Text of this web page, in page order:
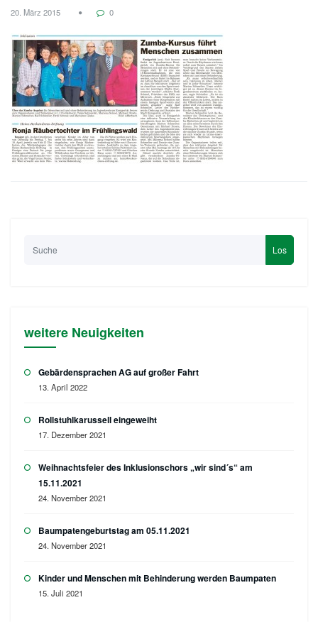
20. März 2015 0
Los
weitere Neuigkeiten
Gebärdensprachen AG auf großer Fahrt
13. April 2022
Rollstuhlkarussell eingeweiht
17. Dezember 2021
Weihnachtsfeier des Inklusionschors „wir sind´s“ am
15.11.2021
24. November 2021
Baumpatengeburtstag am 05.11.2021
24. November 2021
Kinder und Menschen mit Behinderung werden Baumpaten
15. Juli 2021